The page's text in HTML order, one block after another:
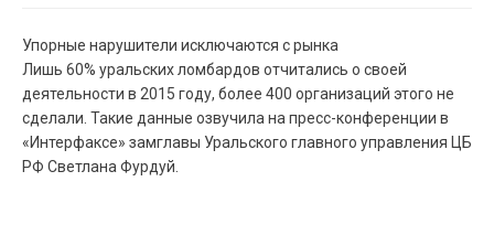
Упорные нарушители исключаются с рынка
Лишь 60% уральских ломбардов отчитались о своей
деятельности в 2015 году, более 400 организаций этого не
сделали. Такие данные озвучила на пресс-конференции в
«Интерфаксе» замглавы Уральского главного управления ЦБ
РФ Светлана Фурдуй.